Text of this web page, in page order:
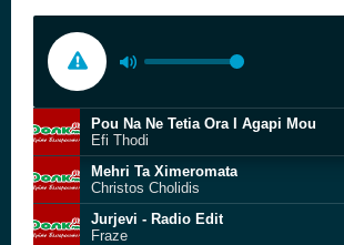
Pou Na Ne Tetia Ora I Agapi Mou
Efi Thodi
Mehri Ta Ximeromata
Christos Cholidis
Jurjevi - Radio Edit
Fraze